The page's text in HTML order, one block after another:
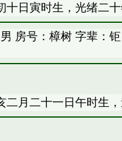
日寅时生，光绪二
房号：樟树 字辈：
月二十一日午时生